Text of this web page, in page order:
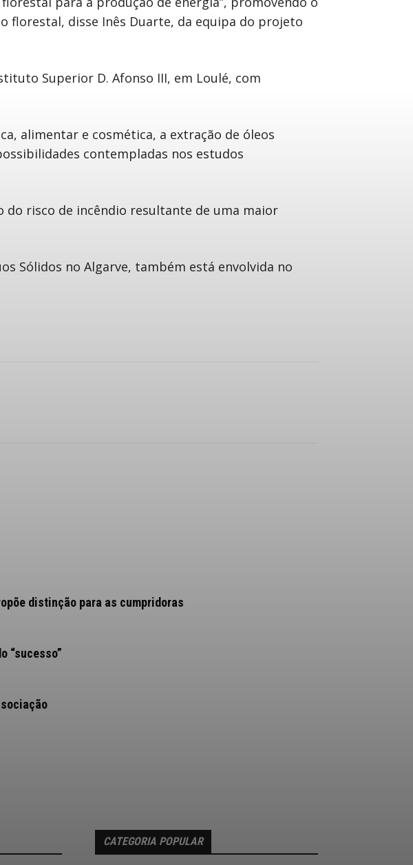
florestal, disse Inês Duarte, da equipa do projeto
Superior D. Afonso III, em Loulé, com
alimentar e cosmética, a extração de óleos
contempladas nos estudos
risco de incêndio resultante de uma maior
Sólidos no Algarve, também está envolvida no
distinção para as cumpridoras
“sucesso”
CATEGORIA POPULAR